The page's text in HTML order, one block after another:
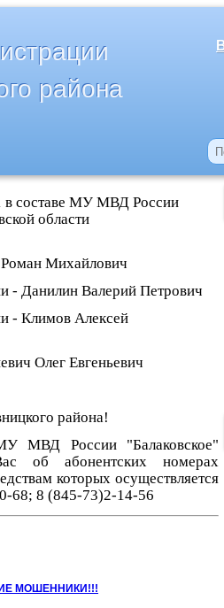
района
в составе МУ МВД России
области
Михайлович
- Данилин Валерий Петрович
- Климов Алексей
Олег Евгеньевич
района!
МВД России "Балаковское"
об абонентских номерах
которых осуществляется
68; 8 (845-73)2-14-56
МОШЕННИКИ!!!